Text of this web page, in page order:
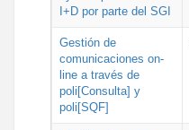
I+D por parte del SGI
Gestión de
comunicaciones on-
line a través de
poli[Consulta] y
poli[SQF]